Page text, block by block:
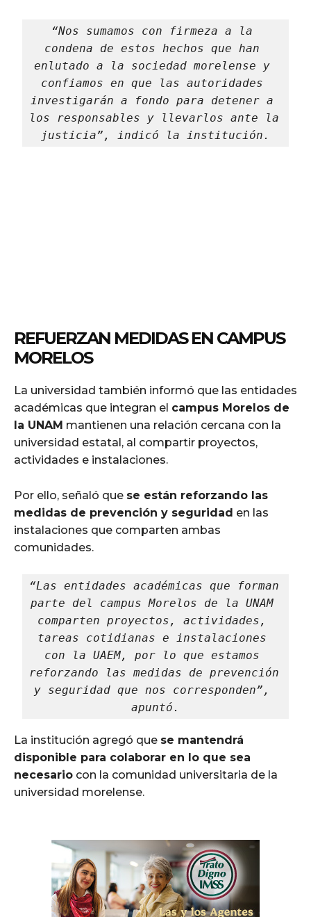
“Nos sumamos con firmeza a la
condena de estos hechos que han
enlutado a la sociedad morelense y
confiamos en que las autoridades
investigarán a fondo para detener a
los responsables y llevarlos ante la
justicia”, indicó la institución.
REFUERZAN MEDIDAS EN CAMPUS
MORELOS
La universidad también informó que las entidades
académicas que integran el campus Morelos de
la UNAM mantienen una relación cercana con la
universidad estatal, al compartir proyectos,
actividades e instalaciones.
Por ello, señaló que se están reforzando las
medidas de prevención y seguridad en las
instalaciones que comparten ambas
comunidades.
“Las entidades académicas que forman
parte del campus Morelos de la UNAM
comparten proyectos, actividades,
tareas cotidianas e instalaciones
con la UAEM, por lo que estamos
reforzando las medidas de prevención
y seguridad que nos corresponden”,
apuntó.
La institución agregó que se mantendrá
disponible para colaborar en lo que sea
necesario con la comunidad universitaria de la
universidad morelense.